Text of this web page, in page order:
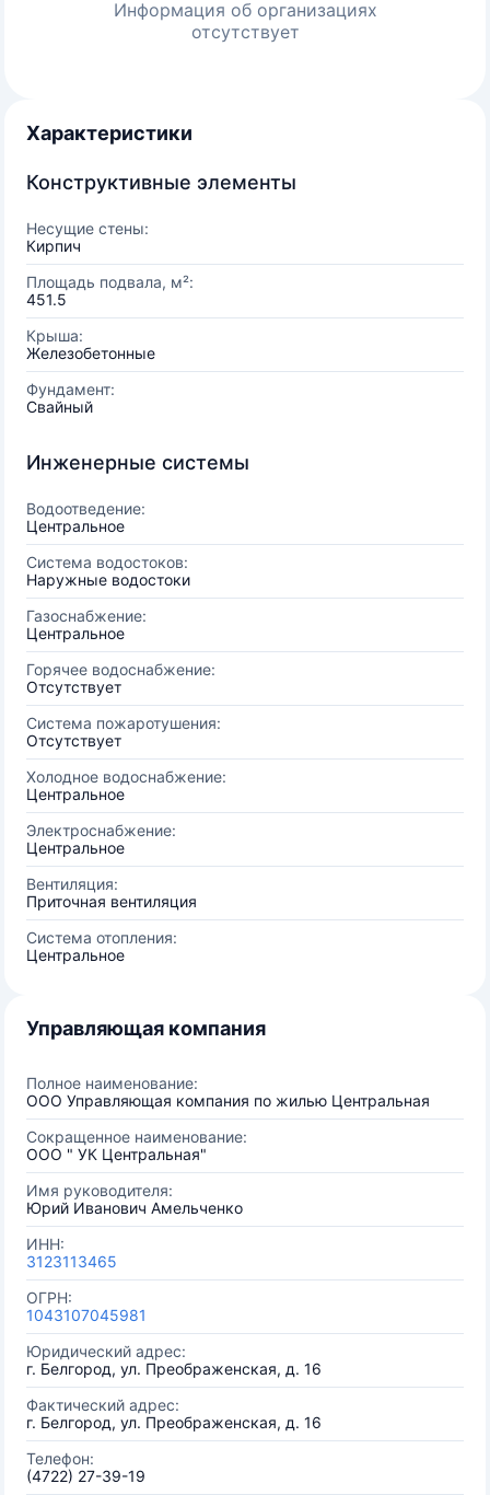
Информация об организациях
отсутствует
Характеристики
Конструктивные элементы
Несущие стены:
Кирпич
Площадь подвала, м²:
451.5
Крыша:
Железобетонные
Фундамент:
Свайный
Инженерные системы
Водоотведение:
Центральное
Система водостоков:
Наружные водостоки
Газоснабжение:
Центральное
Горячее водоснабжение:
Отсутствует
Система пожаротушения:
Отсутствует
Холодное водоснабжение:
Центральное
Электроснабжение:
Центральное
Вентиляция:
Приточная вентиляция
Система отопления:
Центральное
Управляющая компания
Полное наименование:
ООО Управляющая компания по жилью Центральная
Сокращенное наименование:
ООО " УК Центральная"
Имя руководителя:
Юрий Иванович Амельченко
ИНН:
3123113465
ОГРН:
1043107045981
Юридический адрес:
г. Белгород, ул. Преображенская, д. 16
Фактический адрес:
г. Белгород, ул. Преображенская, д. 16
Телефон:
(4722) 27-39-19